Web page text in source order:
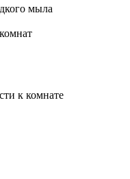
мыла
к комнате